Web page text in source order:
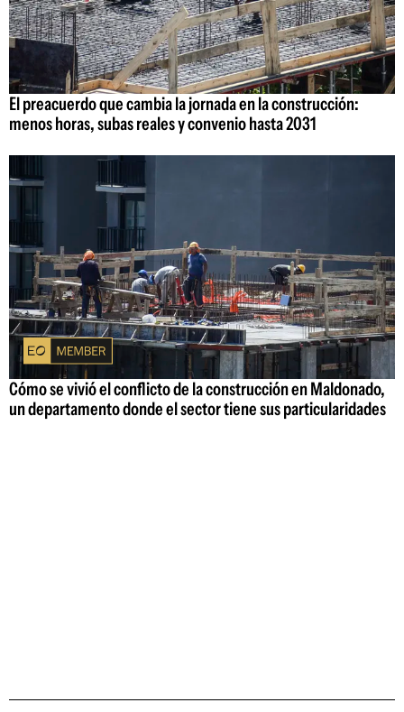
El preacuerdo que cambia la jornada en la construcción:
menos horas, subas reales y convenio hasta 2031
Cómo se vivió el conflicto de la construcción en Maldonado,
un departamento donde el sector tiene sus particularidades